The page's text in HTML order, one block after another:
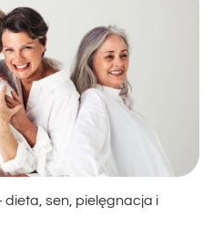
sen, pielęgnacja i